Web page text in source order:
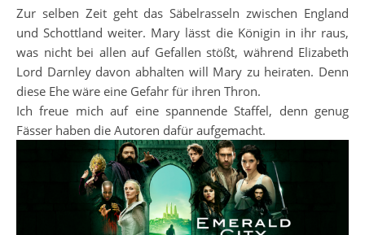
Zur selben Zeit geht das Säbelrasseln zwischen England
und Schottland weiter. Mary lässt die Königin in ihr raus,
was nicht bei allen auf Gefallen stößt, während Elizabeth
Lord Darnley davon abhalten will Mary zu heiraten. Denn
diese Ehe wäre eine Gefahr für ihren Thron.
Ich freue mich auf eine spannende Staffel, denn genug
Fässer haben die Autoren dafür aufgemacht.